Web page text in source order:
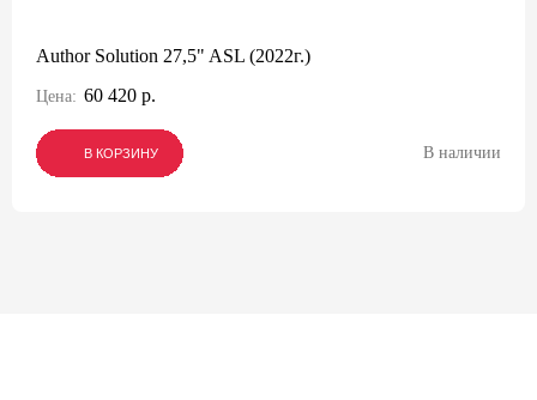
Author Solution 27,5" ASL (2022г.)
Цена: 60 420 р.
В КОРЗИНУ
В КОРЗИНУ
В КОРЗИНУ В наличии